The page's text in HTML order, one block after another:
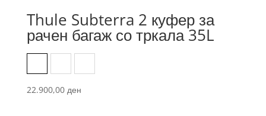
Thule Subterra 2 куфер за
рачен багаж со тркала 35L
22.900,00 ден